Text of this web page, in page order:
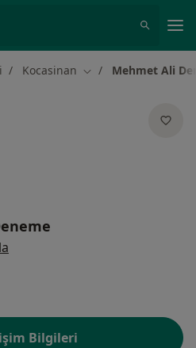
Kocasinan Şehir değiştir
Mehmet Ali
Bilgileri